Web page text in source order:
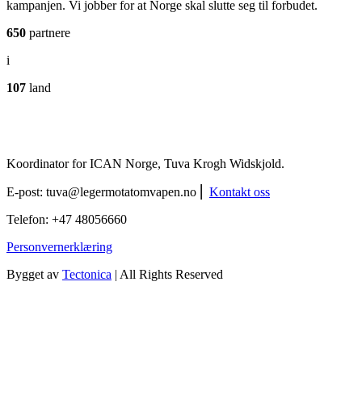
kampanjen. Vi jobber for at Norge skal slutte seg til forbudet.
650 partnere
i
107 land
Koordinator for ICAN Norge, Tuva Krogh Widskjold.
E-post: tuva@legermotatomvapen.no
Kontakt oss
Telefon: +47 48056660
Personvernerklæring
Bygget av Tectonica | All Rights Reserved